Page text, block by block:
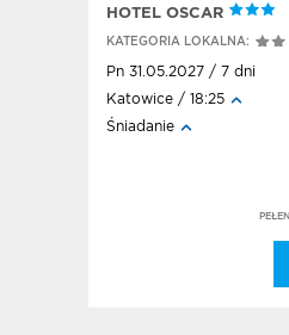
KALYPSO
KATEGORIA LOKALNA:
Pn 31.05.2027 / 7 dni
Katowice / 18:25
Śniadanie